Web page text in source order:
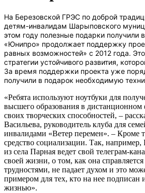
На Березовской ГРЭС по доброй
детям-инвалидам Шарыповского
этом году полезные подарки получили
«Юнипро» продолжает поддержку
равных возможностей» с 2012 года.
стратегии устойчивого развития,
За время поддержки проекта уже
получили в подарок необходимую
«Ребята используют ноутбуки для
высшего образования в дистанционном
своих творческих способностей, –
Васильева, руководитель клуба для
инвалидами «Ветер перемен». – Кроме
средство социализации. Так,
из села Парная ведет свой телеграм-
своей жизни, о том, как она
трудностями, не падает духом и это
примером для тех, кто на нее подписан
жизнью».